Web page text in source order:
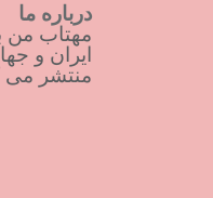
درباره ما
مهتاب من
ایران و
منتشر می